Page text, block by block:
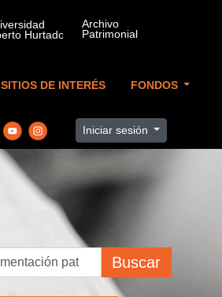
SITIOS DE INTERÉS FONDOS
Iniciar sesión
Buscar